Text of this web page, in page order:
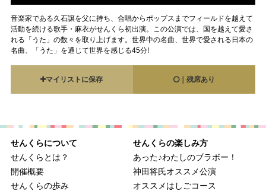
音楽家である久石譲を父に持ち、合唱からポップスまでフィールドを越えて
活動を続ける歌手・麻衣がせんくら初出演。この公演では、国を越えて愛さ
れる「うた」の数々を取り上げます。世界中の名曲、世界で愛される日本の
名曲、「うた」を通じて世界を感じる45分!
マイリストに保存 ｜残席あり
せんくらについて
せんくらとは？
開催概要
せんくらの歩み
せんくらの楽しみ方
あった♪わたしのブラボー！
神田将氏オススメ公演
オススメはしごコース